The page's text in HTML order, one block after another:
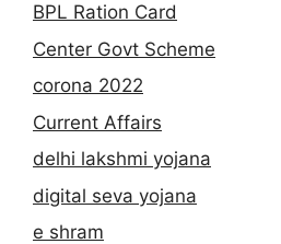
BPL Ration Card
Center Govt Scheme
corona 2022
Current Affairs
delhi lakshmi yojana
digital seva yojana
e shram